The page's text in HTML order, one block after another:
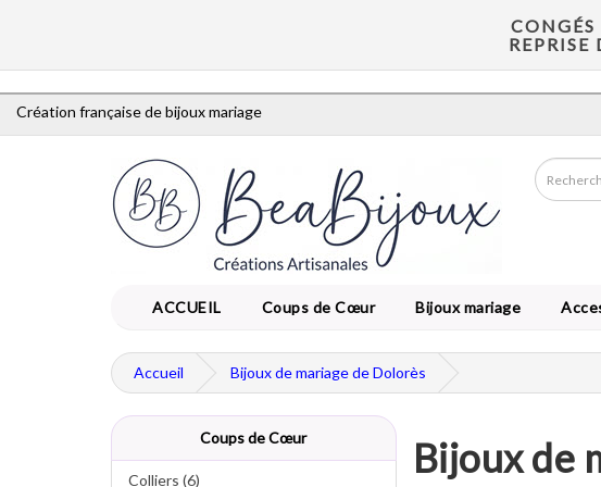
Création française de bijoux mariage
ACCUEIL Coups de Cœur Bijoux mariage
Accueil Bijoux de mariage de Dolorès
Coups de Cœur
Colliers (6) Bijoux de